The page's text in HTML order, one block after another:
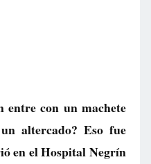
entre con un machete
altercado? Eso fue
en el Hospital Negrín